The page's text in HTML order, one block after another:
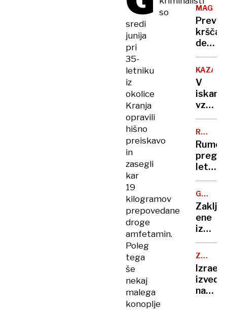
so
sredi
junija
pri
35-
letniku
iz
okolice
Kranja
opravili
hišno
preiskavo
in
zasegli
kar
19
kilogramov
prepovedane
droge
amfetamin.
Poleg
tega
še
nekaj
malega
konoplje
bodo
tehtali
starši
AfD
pa z
vsemi
topovi
V
iskanju
vzroka
za
letala
prst
uperili
v
rusko
zračno
RUMENE
NOVICE
leta:
Nataša
Pirc
Musar
je
pela,
Robert
Golob
uplenil
GORSKO
ene
izmed
akcij,
našli
ZRAČNI
NAPAD
Izrael
izvedel
napad